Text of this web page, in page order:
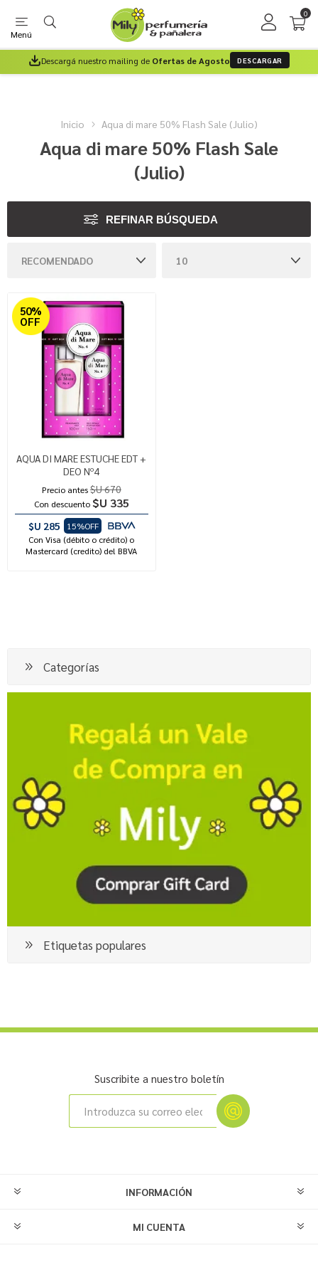
Menú
0
Descargá nuestro mailing de Ofertas de Agosto DESCARGAR
Inicio Aqua di mare 50% Flash Sale (Julio)
Aqua di mare 50% Flash Sale
(Julio)
REFINAR BÚSQUEDA
50%
OFF
AQUA DI MARE ESTUCHE EDT +
DEO Nº4
Precio antes$U 670
Con descuento $U 335
$U 285
15%OFF
Con Visa (débito o crédito) o
Mastercard (credito) del BBVA
Categorías
Etiquetas populares
Suscribite a nuestro boletín
INFORMACIÓN
MI CUENTA